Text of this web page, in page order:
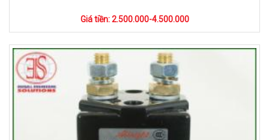
Giá tiền: 2.500.000-4.500.000